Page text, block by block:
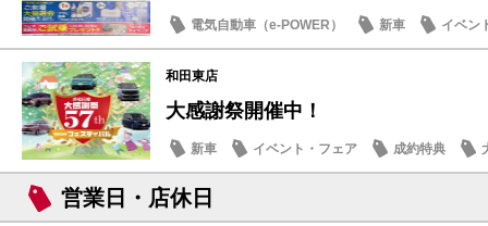
電気自動車（e-POWER） 新車 イベン
和田東店
大感謝祭開催中！
新車 イベント・フェア 成約特典
営業日・店休日